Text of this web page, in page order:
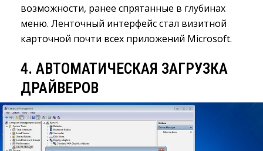
возможности, ранее спрятанные в глубинах
меню. Ленточный интерфейс стал визитной
карточной почти всех приложений Microsoft.
4. АВТОМАТИЧЕСКАЯ ЗАГРУЗКА
ДРАЙВЕРОВ